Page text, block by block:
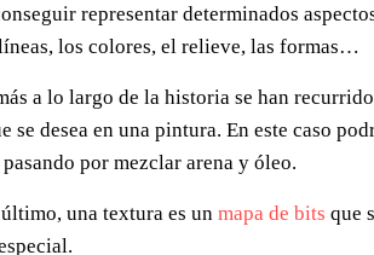
representar determinados
los colores, el relieve, las formas…
a lo largo de la historia se han
se desea en una pintura. En este caso
por mezclar arena y óleo.
una textura es un mapa de bits que